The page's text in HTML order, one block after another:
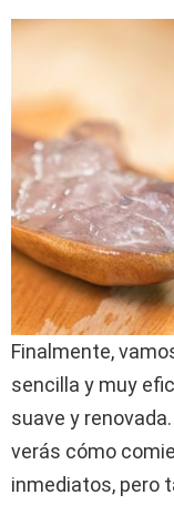
Finalmente,
sencilla y muy
suave y
verás cómo
inmediatos, pero